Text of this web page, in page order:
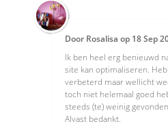
Door Rosalisa op 18 Sep
Ik ben heel erg benieuwd
site kan optimaliseren.
verbeterd maar wellicht
toch niet helemaal goed
steeds (te) weinig
Alvast bedankt.